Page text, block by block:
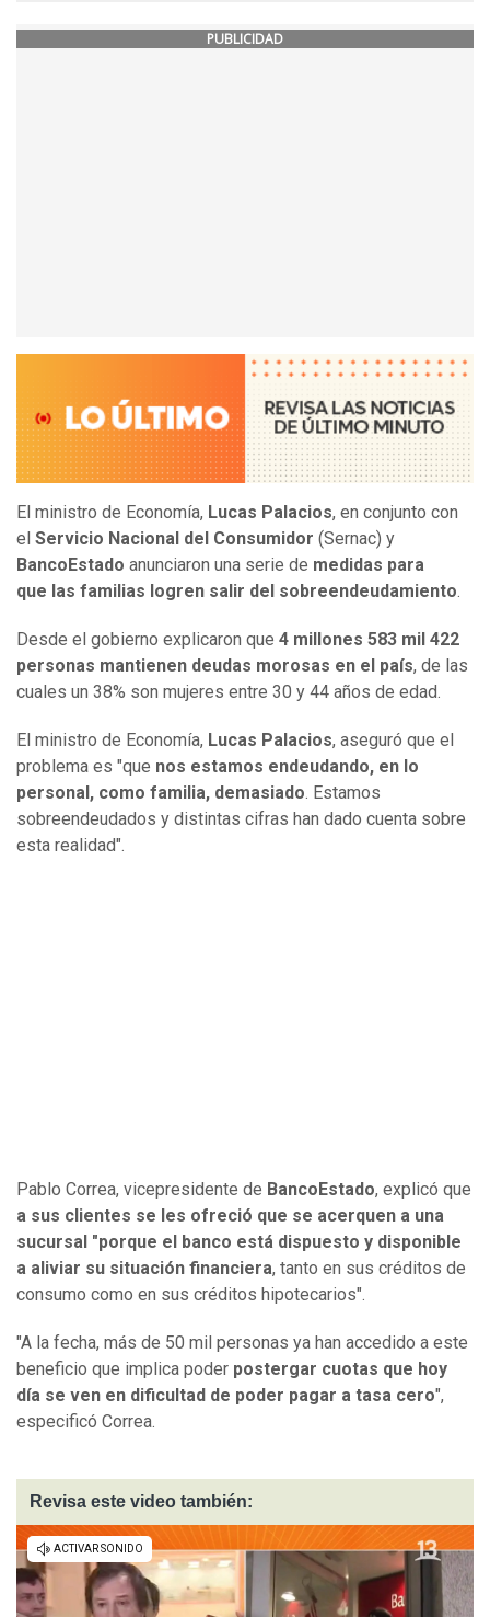
PUBLICIDAD
El ministro de Economía, Lucas Palacios, en conjunto con
el Servicio Nacional del Consumidor (Sernac) y
BancoEstado anunciaron una serie de medidas para
que las familias logren salir del sobreendeudamiento.
Desde el gobierno explicaron que 4 millones 583 mil 422
personas mantienen deudas morosas en el país, de las
cuales un 38% son mujeres entre 30 y 44 años de edad.
El ministro de Economía, Lucas Palacios, aseguró que el
problema es "que nos estamos endeudando, en lo
personal, como familia, demasiado. Estamos
sobreendeudados y distintas cifras han dado cuenta sobre
esta realidad".
Pablo Correa, vicepresidente de BancoEstado, explicó que
a sus clientes se les ofreció que se acerquen a una
sucursal "porque el banco está dispuesto y disponible
a aliviar su situación financiera, tanto en sus créditos de
consumo como en sus créditos hipotecarios".
"A la fecha, más de 50 mil personas ya han accedido a este
beneficio que implica poder postergar cuotas que hoy
día se ven en dificultad de poder pagar a tasa cero",
especificó Correa.
Revisa este video también: